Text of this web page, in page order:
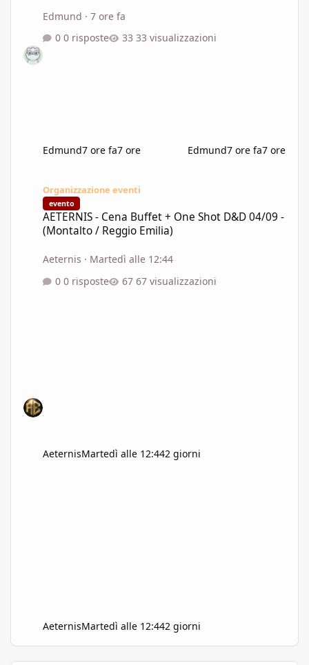
Edmund ·7 ore fa
0 risposte
33 visualizzazioni
Edmund7 ore fa7 ore Edmund7 ore fa7 ore
Organizzazione eventi
evento
AETERNIS - Cena Buffet + One Shot D&D 04/09 -
(Montalto / Reggio Emilia)
Aeternis · Martedì alle 12:44
0 risposte
67 visualizzazioni
AeternisMartedì alle 12:442 giorni
AeternisMartedì alle 12:442 giorni